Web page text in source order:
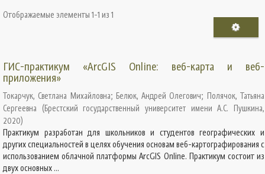
Отображаемые элементы 1-1 из 1
ГИС-практикум «ArcGIS Online: веб-карта и веб-
приложения»
Токарчук, Светлана Михайловна; Белюк, Андрей Олегович; Полячок, Татьяна
Сергеевна
(Брестский государственный университет имени А.С. Пушкина,
2020)
Практикум разработан для школьников и студентов географических и
других специальностей в целях обучения основам веб-картографирования с
использованием облачной платформы ArcGIS Online. Практикум состоит из
двух основных ...